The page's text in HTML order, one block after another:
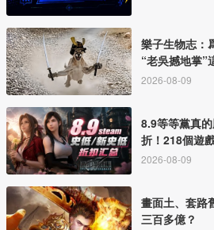
樂子生物志：
“老吳撼地掌”
2026-08-09
8.9等等黨真
折！218個遊
2026-08-09
畫面土、套路
三百多億？